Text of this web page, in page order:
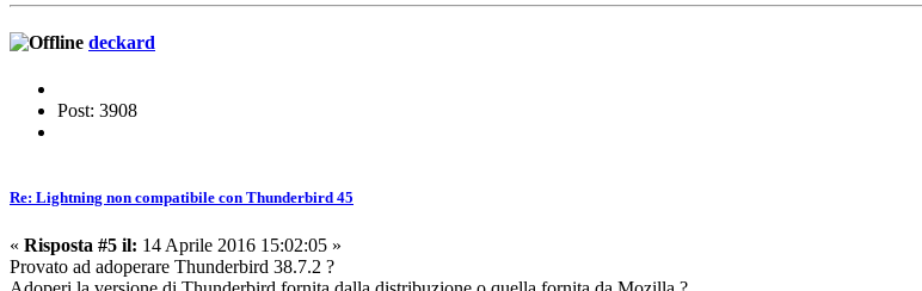
deckard
Post: 3908
Re: Lightning non compatibile con Thunderbird 45
« Risposta #5 il: 14 Aprile 2016 15:02:05 »
Provato ad adoperare Thunderbird 38.7.2 ?